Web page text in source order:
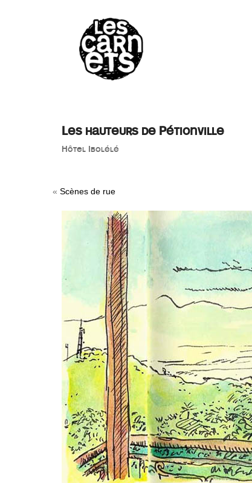
Les hauteurs de Pétionville
Hôtel Ibolélé
« Scènes de rue